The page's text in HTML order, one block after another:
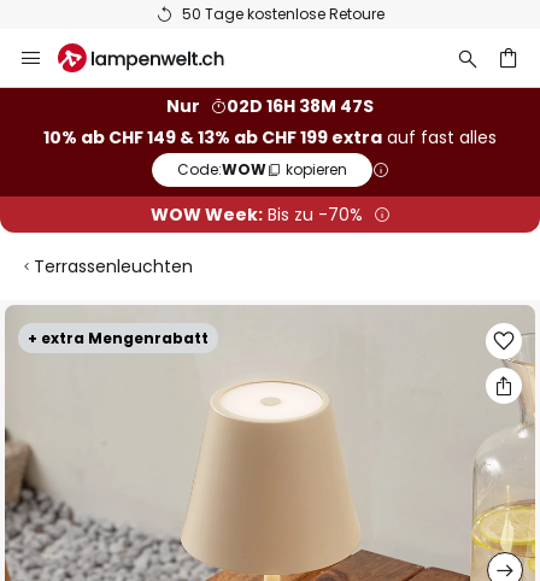
50 Tage kostenlose Retoure
Inhalt
Nur
02D 16H 38M 47S
10% ab CHF 149 & 13% ab CHF 199 extra auf fast alles
Code:WOW kopieren
WOW Week:Bis zu -70%
Terrassenleuchten
+ extra Mengenrabatt
Zum
Ende
springen